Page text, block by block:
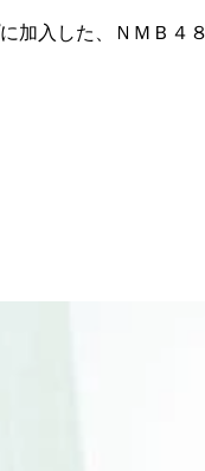
加入した、ＮＭＢ４